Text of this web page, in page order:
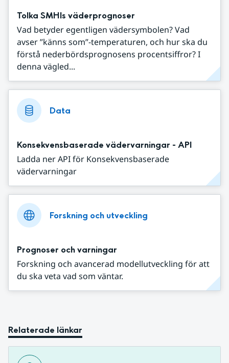
Tolka SMHIs väderprognoser
Vad betyder egentligen vädersymbolen? Vad
avser ”känns som”-temperaturen, och hur ska du
förstå nederbördsprognosens procentsiffror? I
denna vägled...
Data
Konsekvensbaserade vädervarningar - API
Ladda ner API för Konsekvensbaserade
vädervarningar
Forskning och utveckling
Prognoser och varningar
Forskning och avancerad modellutveckling för att
du ska veta vad som väntar.
Relaterade länkar